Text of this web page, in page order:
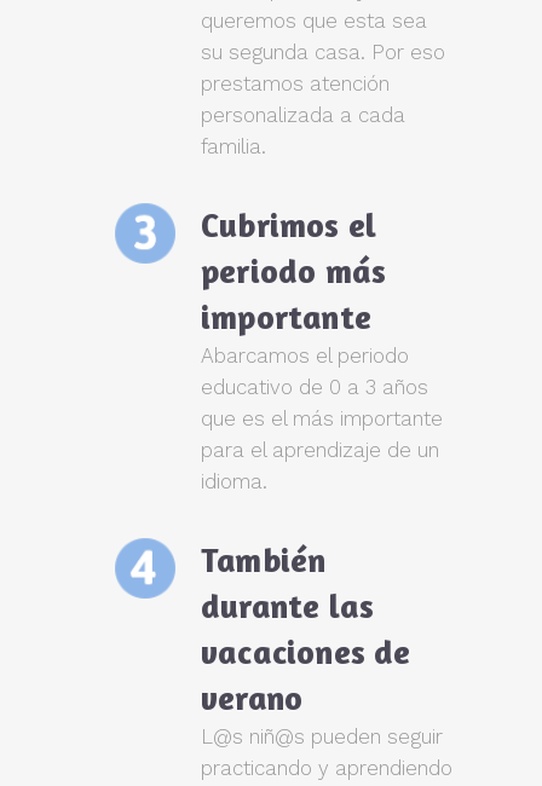
queremos que esta sea
su segunda casa. Por eso
prestamos atención
personalizada a cada
familia.
Cubrimos el
periodo más
importante
Abarcamos el periodo
educativo de 0 a 3 años
que es el más importante
para el aprendizaje de un
idioma.
También
durante las
vacaciones de
verano
L@s niñ@s pueden seguir
practicando y aprendiendo